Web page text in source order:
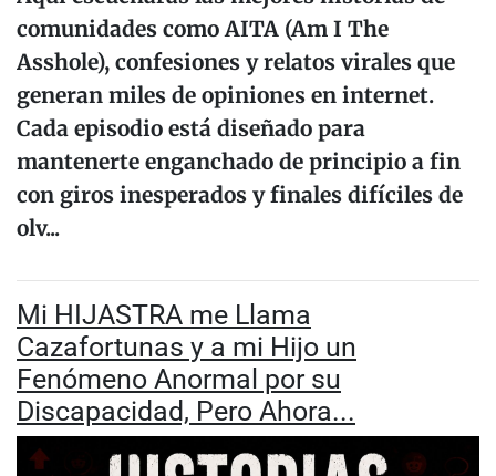
comunidades como AITA (Am I The
Asshole), confesiones y relatos virales que
generan miles de opiniones en internet.
Cada episodio está diseñado para
mantenerte enganchado de principio a fin
con giros inesperados y finales difíciles de
olv...
Mi HIJASTRA me Llama
Cazafortunas y a mi Hijo un
Fenómeno Anormal por su
Discapacidad, Pero Ahora...